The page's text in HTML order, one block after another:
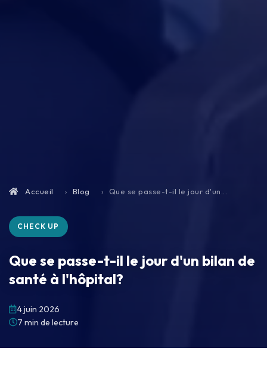
Accueil Blog Que se passe-t-il le jour d'un...
CHECK UP
Que se passe-t-il le jour d'un bilan de
santé à l'hôpital?
4 juin 2026
7 min de lecture